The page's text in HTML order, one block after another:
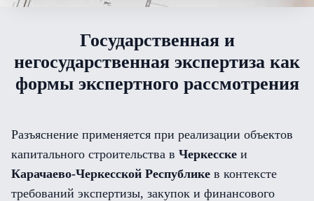
Государственная и
негосударственная экспертиза как
формы экспертного рассмотрения
Разъяснение применяется при реализации объектов
капитального строительства в Черкесске и
Карачаево-Черкесской Республике в контексте
требований экспертизы, закупок и финансового